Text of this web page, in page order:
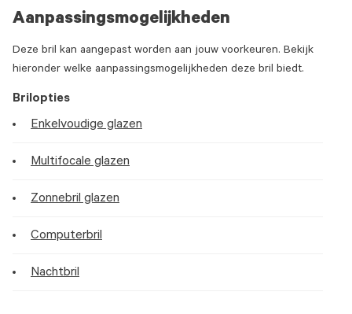
Aanpassingsmogelijkheden
Deze bril kan aangepast worden aan jouw voorkeuren. Bekijk
hieronder welke aanpassingsmogelijkheden deze bril biedt.
Brilopties
Enkelvoudige glazen
Multifocale glazen
Zonnebril glazen
Computerbril
Nachtbril